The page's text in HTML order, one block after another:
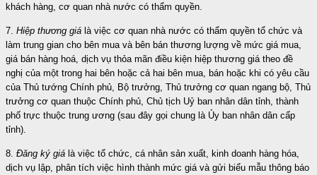
khách hàng, cơ quan nhà nước có thẩm quyền.
7. Hiệp thương giá là việc cơ quan nhà nước có thẩm quyền tổ chức và
làm trung gian cho bên mua và bên bán thương lượng về mức giá mua,
giá bán hàng hoá, dịch vụ thỏa mãn điều kiện hiệp thương giá theo đề
nghị của một trong hai bên hoặc cả hai bên mua, bán hoặc khi có yêu cầu
của Thủ tướng Chính phủ, Bộ trưởng, Thủ trưởng cơ quan ngang bộ, Thủ
trưởng cơ quan thuộc Chính phủ, Chủ tịch Uỷ ban nhân dân tỉnh, thành
phố trực thuộc trung ương (sau đây gọi chung là Ủy ban nhân dân cấp
tỉnh).
8. Đăng ký giá là việc tổ chức, cá nhân sản xuất, kinh doanh hàng hóa,
dịch vụ lập, phân tích việc hình thành mức giá và gửi biểu mẫu thông báo